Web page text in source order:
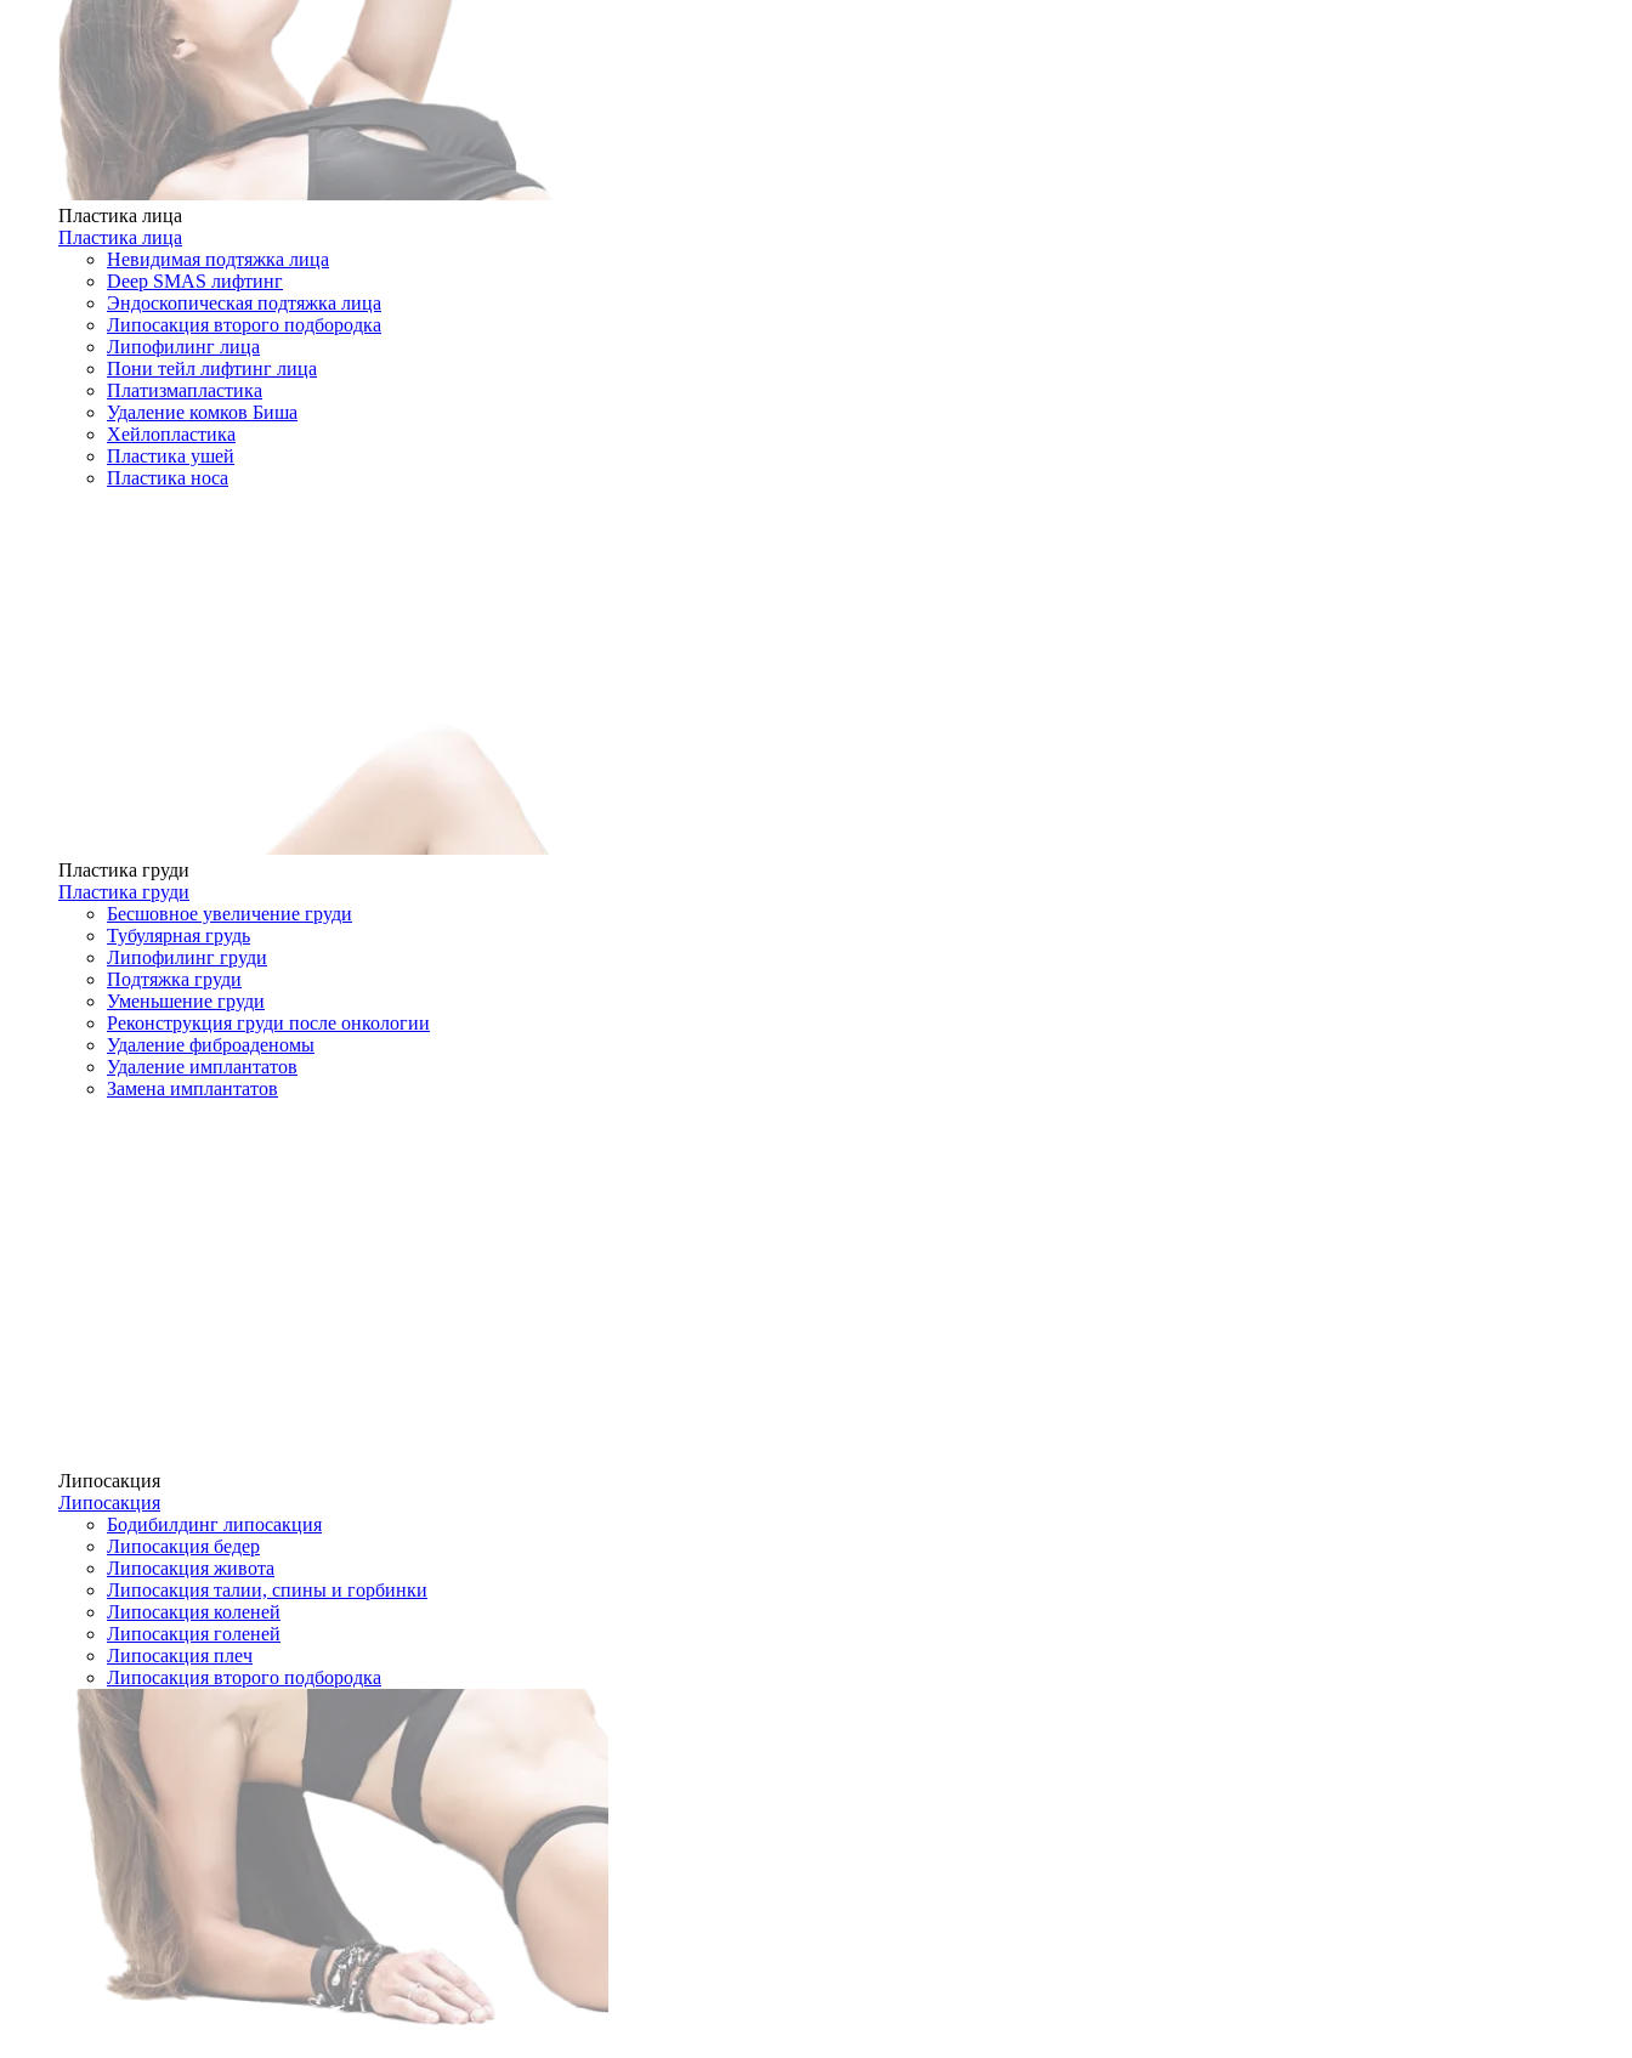
Пластика лица
Пластика лица
Невидимая подтяжка лица
Deep SMAS лифтинг
Эндоскопическая подтяжка лица
Липосакция второго подбородка
Липофилинг лица
Пони тейл лифтинг лица
Платизмапластика
Удаление комков Биша
Хейлопластика
Пластика ушей
Пластика носа
Пластика груди
Пластика груди
Бесшовное увеличение груди
Тубулярная грудь
Липофилинг груди
Подтяжка груди
Уменьшение груди
Реконструкция груди после онкологии
Удаление фиброаденомы
Удаление имплантатов
Замена имплантатов
Липосакция
Липосакция
Бодибилдинг липосакция
Липосакция бедер
Липосакция живота
Липосакция талии, спины и горбинки
Липосакция коленей
Липосакция голеней
Липосакция плеч
Липосакция второго подбородка